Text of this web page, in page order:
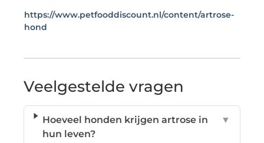
https://www.petfooddiscount.nl/content/artrose-
hond
Veelgestelde vragen
Hoeveel honden krijgen artrose in
hun leven?
▼